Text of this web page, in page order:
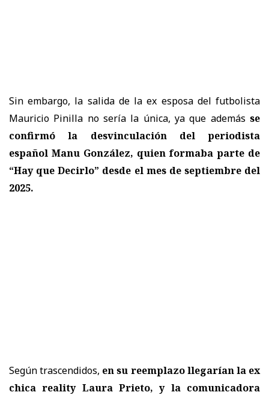
Sin embargo, la salida de la ex esposa del futbolista
Mauricio Pinilla no sería la única, ya que además se
confirmó la desvinculación del periodista
español Manu González, quien formaba parte de
“Hay que Decirlo” desde el mes de septiembre del
2025.
Según trascendidos, en su reemplazo llegarían la ex
chica reality Laura Prieto, y la comunicadora